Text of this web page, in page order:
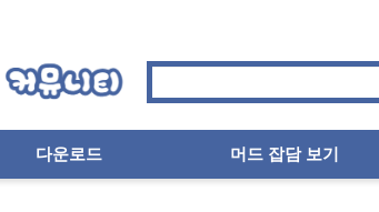
다운로드 머드 잡담 보기